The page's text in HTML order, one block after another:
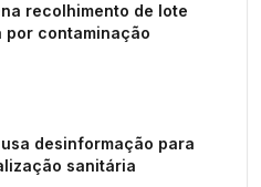
recolhimento de lote
por contaminação
desinformação para
sanitária